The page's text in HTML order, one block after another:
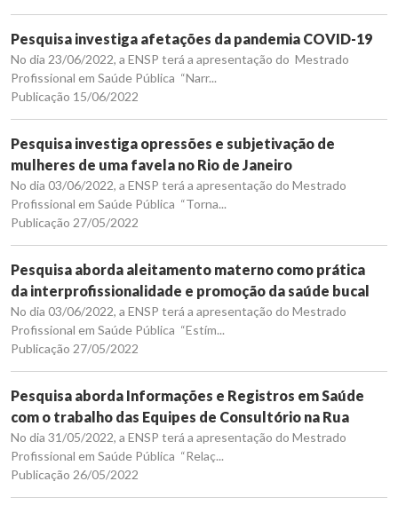
Pesquisa investiga afetações da pandemia COVID-19
No dia 23/06/2022, a ENSP terá a apresentação do Mestrado
Profissional em Saúde Pública “Narr...
Publicação 15/06/2022
Pesquisa investiga opressões e subjetivação de
mulheres de uma favela no Rio de Janeiro
No dia 03/06/2022, a ENSP terá a apresentação do Mestrado
Profissional em Saúde Pública “Torna...
Publicação 27/05/2022
Pesquisa aborda aleitamento materno como prática
da interprofissionalidade e promoção da saúde bucal
No dia 03/06/2022, a ENSP terá a apresentação do Mestrado
Profissional em Saúde Pública “Estím...
Publicação 27/05/2022
Pesquisa aborda Informações e Registros em Saúde
com o trabalho das Equipes de Consultório na Rua
No dia 31/05/2022, a ENSP terá a apresentação do Mestrado
Profissional em Saúde Pública “Relaç...
Publicação 26/05/2022